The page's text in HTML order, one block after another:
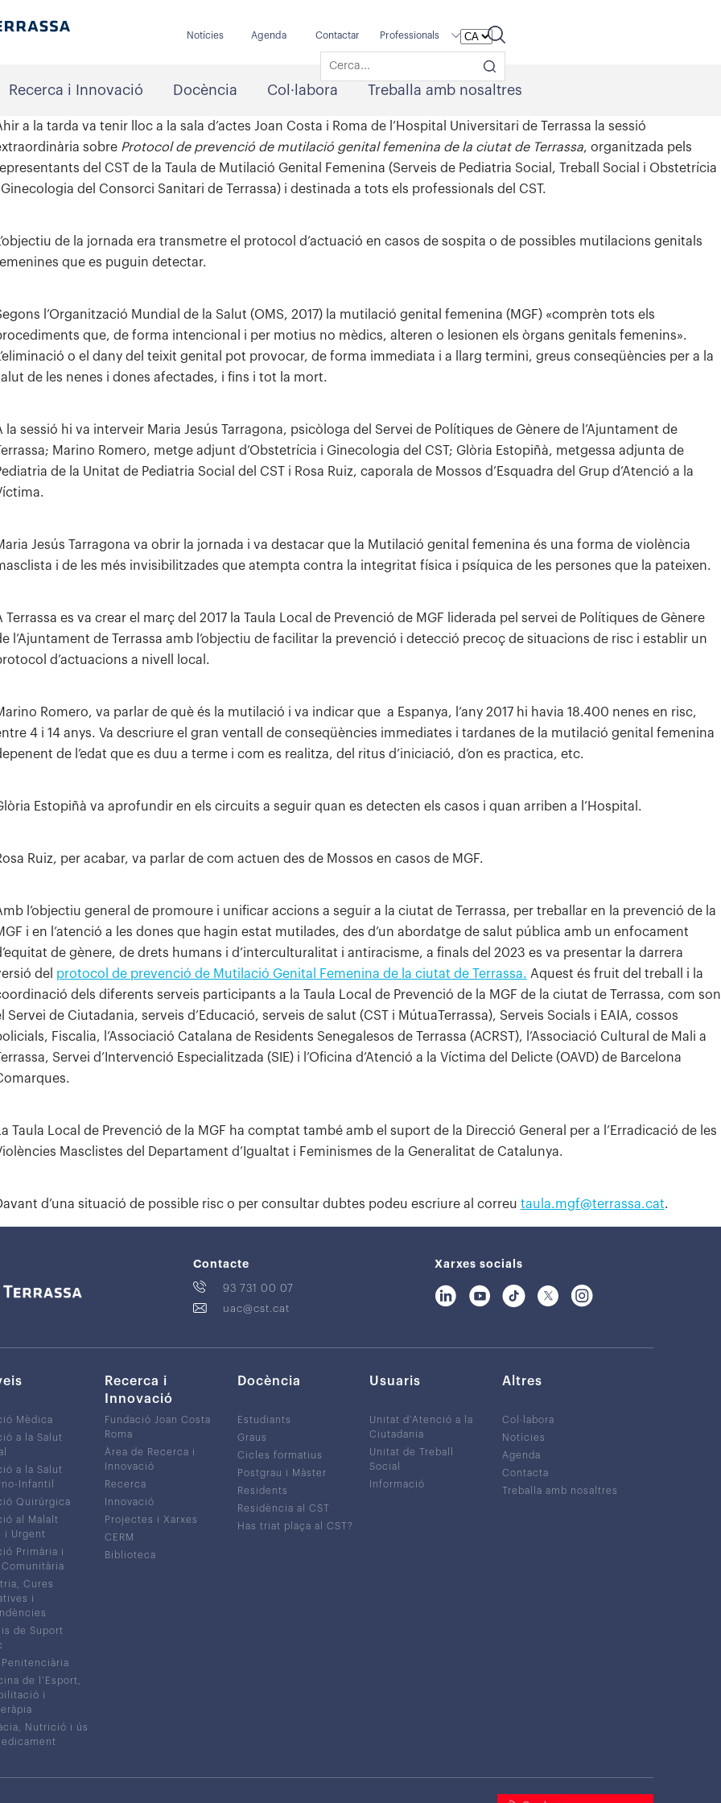
Notícies Agenda Contactar Professionals
Recerca i Innovació Docència Col·labora Treballa amb nosaltres
a la tarda va tenir lloc a la sala d’actes Joan Costa i Roma de l’Hospital Universitari de Terrassa la sessió
sobre Protocol de prevenció de mutilació genital femenina de la ciutat de Terrassa, organitzada pels
del CST de la Taula de Mutilació Genital Femenina (Serveis de Pediatria Social, Treball Social i Obstetrícia
del Consorci Sanitari de Terrassa) i destinada a tots els professionals del CST.
de la jornada era transmetre el protocol d’actuació en casos de sospita o de possibles mutilacions genitals
que es puguin detectar.
l’Organització Mundial de la Salut (OMS, 2017) la mutilació genital femenina (MGF) «comprèn tots els
que, de forma intencional i per motius no mèdics, alteren o lesionen els òrgans genitals femenins».
o el dany del teixit genital pot provocar, de forma immediata i a llarg termini, greus conseqüències per a la
de les nenes i dones afectades, i fins i tot la mort.
la sessió hi va interveir Maria Jesús Tarragona, psicòloga del Servei de Polítiques de Gènere de l’Ajuntament de
Marino Romero, metge adjunt d’Obstetrícia i Ginecologia del CST; Glòria Estopiñà, metgessa adjunta de
de la Unitat de Pediatria Social del CST i Rosa Ruiz, caporala de Mossos d’Esquadra del Grup d’Atenció a la
Jesús Tarragona va obrir la jornada i va destacar que la Mutilació genital femenina és una forma de violència
i de les més invisibilitzades que atempta contra la integritat física i psíquica de les persones que la pateixen.
Terrassa es va crear el març del 2017 la Taula Local de Prevenció de MGF liderada pel servei de Polítiques de Gènere
l’Ajuntament de Terrassa amb l’objectiu de facilitar la prevenció i detecció precoç de situacions de risc i establir un
d’actuacions a nivell local.
Romero, va parlar de què és la mutilació i va indicar que a Espanya, l’any 2017 hi havia 18.400 nenes en risc,
4 i 14 anys. Va descriure el gran ventall de conseqüències immediates i tardanes de la mutilació genital femenina
de l’edat que es duu a terme i com es realitza, del ritus d’iniciació, d’on es practica, etc.
Estopiñà va aprofundir en els circuits a seguir quan es detecten els casos i quan arriben a l’Hospital.
Ruiz, per acabar, va parlar de com actuen des de Mossos en casos de MGF.
l’objectiu general de promoure i unificar accions a seguir a la ciutat de Terrassa, per treballar en la prevenció de la
i en l’atenció a les dones que hagin estat mutilades, des d’un abordatge de salut pública amb un enfocament
de gènere, de drets humans i d’interculturalitat i antiracisme, a finals del 2023 es va presentar la darrera
del protocol de prevenció de Mutilació Genital Femenina de la ciutat de Terrassa. Aquest és fruit del treball i la
dels diferents serveis participants a la Taula Local de Prevenció de la MGF de la ciutat de Terrassa, com son
Servei de Ciutadania, serveis d’Educació, serveis de salut (CST i MútuaTerrassa), Serveis Socials i EAIA, cossos
Fiscalia, l’Associació Catalana de Residents Senegalesos de Terrassa (ACRST), l’Associació Cultural de Mali a
Servei d’Intervenció Especialitzada (SIE) i l’Oficina d’Atenció a la Víctima del Delicte (OAVD) de Barcelona
Taula Local de Prevenció de la MGF ha comptat també amb el suport de la Direcció General per a l’Erradicació de les
Masclistes del Departament d’Igualtat i Feminismes de la Generalitat de Catalunya.
d’una situació de possible risc o per consultar dubtes podeu escriure al correu taula.mgf@terrassa.cat.
Contacte
93 731 00 07
uac@cst.cat
Xarxes socials
Mèdica
a la Salut
a la Salut
Infantil
Quirúrgica
al Malalt
i Urgent
Primària i
Cures
i
de Suport
de l’Esport,
i
Nutrició i ús
Recerca i
Innovació
Fundació Joan Costa
Roma
Àrea de Recerca i
Innovació
Recerca
Innovació
Projectes i Xarxes
CERM
Biblioteca
Docència
Estudiants
Graus
Cicles formatius
Postgrau i Màster
Residents
Residència al CST
Has triat plaça al CST?
Usuaris
Unitat d’Atenció a la
Ciutadania
Unitat de Treball
Social
Informació
Altres
Col·labora
Notícies
Agenda
Contacta
Treballa amb nosaltres